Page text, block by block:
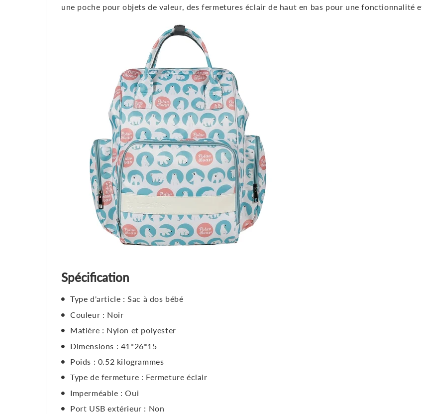
une poche pour objets de valeur, des fermetures éclair de haut en bas pour une fonctionnalité
Spécification
Type d'article : Sac à dos bébé
Couleur : Noir
Matière : Nylon et polyester
Dimensions : 41*26*15
Poids : 0.52 kilogrammes
Type de fermeture : Fermeture éclair
Imperméable : Oui
Port USB extérieur : Non